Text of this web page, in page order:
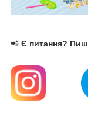
📲 Є питання?